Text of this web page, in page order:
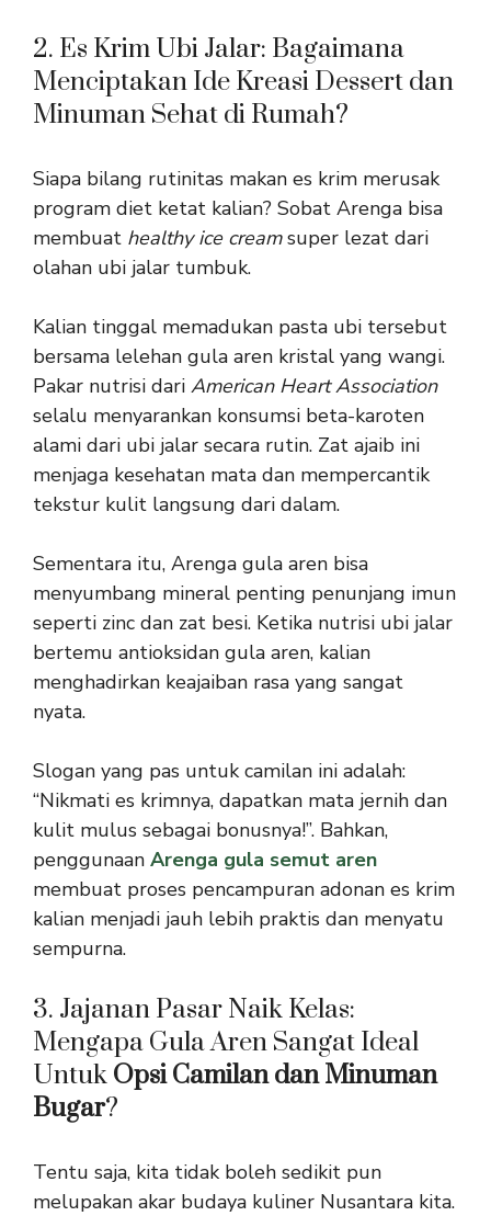
2. Es Krim Ubi Jalar: Bagaimana
Menciptakan Ide Kreasi Dessert dan
Minuman Sehat di Rumah?
Siapa bilang rutinitas makan es krim merusak
program diet ketat kalian? Sobat Arenga bisa
membuat healthy ice creamsuper lezat dari
olahan ubi jalar tumbuk.
Kalian tinggal memadukan pasta ubi tersebut
bersama lelehan gula aren kristal yang wangi.
Pakar nutrisi dari American Heart Association
selalu menyarankan konsumsi beta-karoten
alami dari ubi jalar secara rutin. Zat ajaib ini
menjaga kesehatan mata dan mempercantik
tekstur kulit langsung dari dalam.
Sementara itu, Arenga gula aren bisa
menyumbang mineral penting penunjang imun
seperti zinc dan zat besi. Ketika nutrisi ubi jalar
bertemu antioksidan gula aren, kalian
menghadirkan keajaiban rasa yang sangat
nyata.
Slogan yang pas untuk camilan ini adalah:
“Nikmati es krimnya, dapatkan mata jernih dan
kulit mulus sebagai bonusnya!”. Bahkan,
penggunaan Arenga gula semut aren
membuat proses pencampuran adonan es krim
kalian menjadi jauh lebih praktis dan menyatu
sempurna.
3. Jajanan Pasar Naik Kelas:
Mengapa Gula Aren Sangat Ideal
Untuk Opsi Camilan dan Minuman
Bugar?
Tentu saja, kita tidak boleh sedikit pun
melupakan akar budaya kuliner Nusantara kita.